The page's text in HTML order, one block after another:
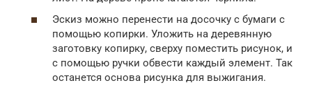
Эскиз можно перенести на досочку с бумаги с
помощью копирки. Уложить на деревянную
заготовку копирку, сверху поместить рисунок, и
с помощью ручки обвести каждый элемент. Так
останется основа рисунка для выжигания.